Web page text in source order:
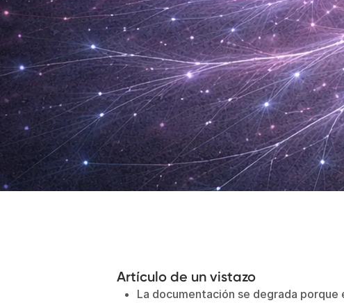
Artículo de un vistazo
La documentación se degrada